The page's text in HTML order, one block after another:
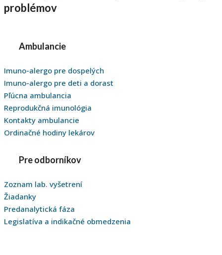
problémov
Ambulancie
Imuno-alergo pre dospelých
Imuno-alergo pre deti a dorast
Pľúcna ambulancia
Reprodukčná imunológia
Kontakty ambulancie
Ordinačné hodiny lekárov
Pre odborníkov
Zoznam lab. vyšetrení
Žiadanky
Predanalytická fáza
Legislatíva a indikačné obmedzenia